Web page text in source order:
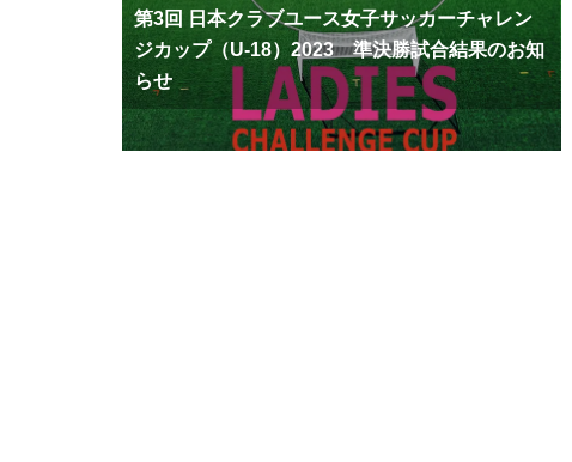
第3回 日本クラブユース女子サッカーチャレン
ジカップ（U-18）2023 準決勝試合結果のお知
らせ